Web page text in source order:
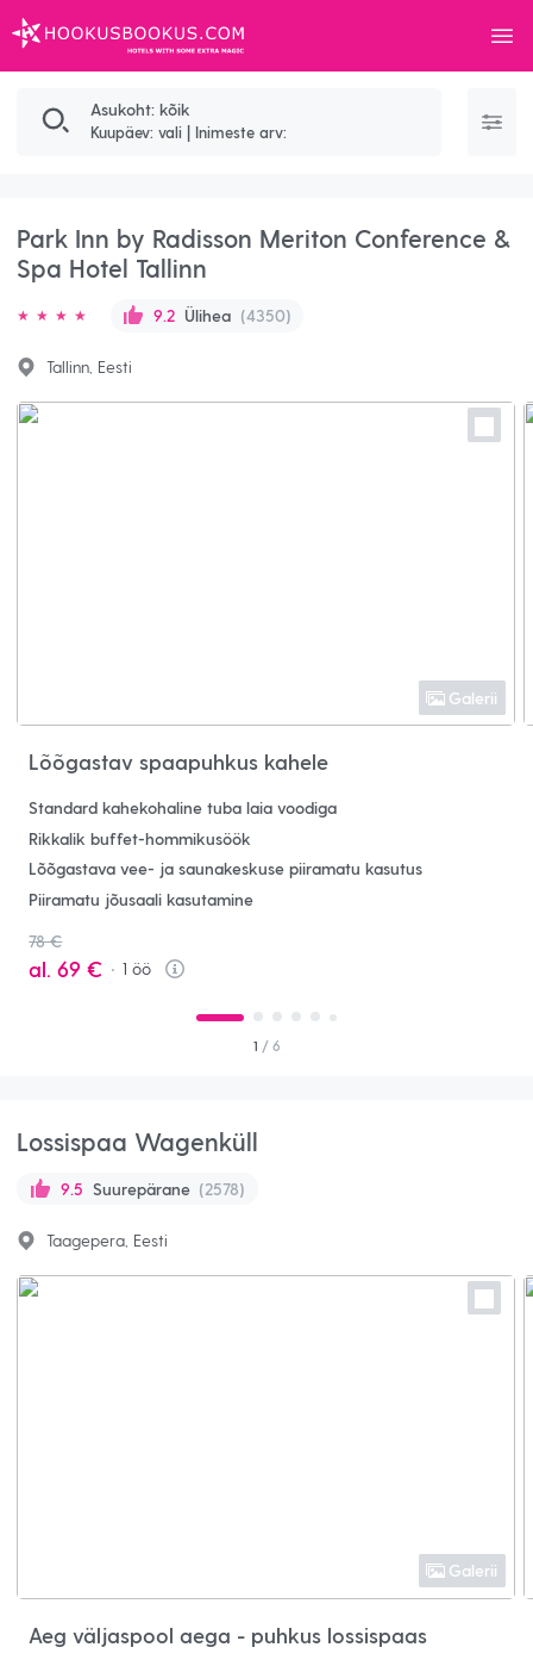
HOOKUSBOOKUS.COM
Otsingutulemused
Asukoht: kõik
Kuupäev: vali| Inimeste arv:
Park Inn by Radisson Meriton Conference &
Spa Hotel Tallinn
9.2 Ülihea (4350)
Tallinn, Eesti
Galerii
Lõõgastav spaapuhkus kahele
Standard kahekohaline tuba laia voodiga
Rikkalik buffet-hommikusöök
Lõõgastava vee- ja saunakeskuse piiramatu kasutus
Piiramatu jõusaali kasutamine
78 €
al. 69 € 1öö
Info
1 / 6
Lossispaa Wagenküll
9.5 Suurepärane (2578)
Taagepera, Eesti
Galerii
Aeg väljaspool aega - puhkus lossispaas